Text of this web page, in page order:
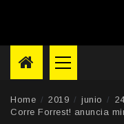
Primary
Menu
Home 2019 junio
Corre Forrest! anuncia